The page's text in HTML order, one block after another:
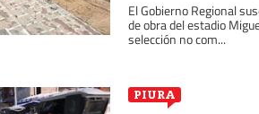
El Gobierno Regional
de obra del estadio
selección no com...
PIURA